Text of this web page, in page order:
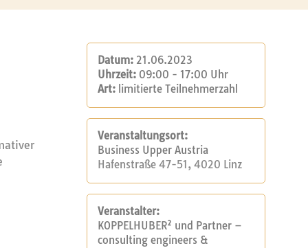
Datum: 21.06.2023
Uhrzeit: 09:00 - 17:00 Uhr
Art: limitierte Teilnehmerzahl
Veranstaltungsort:
Business Upper Austria
Hafenstraße 47-51, 4020 Linz
Veranstalter:
KOPPELHUBER² und Partner –
consulting engineers &